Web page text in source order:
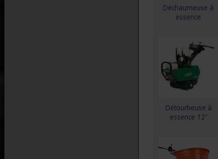
Déchaumeuse à
essence
Détourbeuse à
essence 12″